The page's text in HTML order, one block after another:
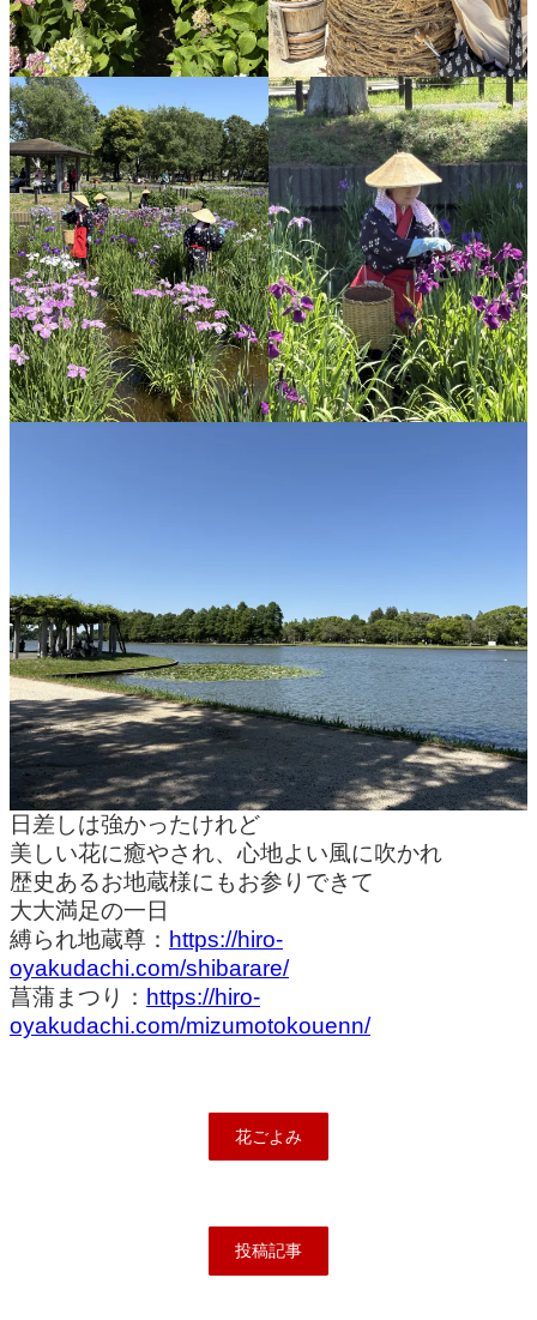
日差しは強かったけれど
美しい花に癒やされ、心地よい風に吹かれ
歴史あるお地蔵様にもお参りできて
大大満足の一日
縛られ地蔵尊： https://hiro-
oyakudachi.com/shibarare/
菖蒲まつり： https://hiro-
oyakudachi.com/mizumotokouenn/
花ごよみ
投稿記事